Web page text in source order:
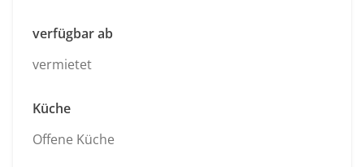
verfügbar ab
vermietet
Küche
Offene Küche